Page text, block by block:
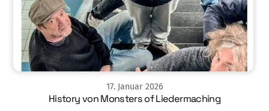
17. Januar 2026
History von Monsters of Liedermaching